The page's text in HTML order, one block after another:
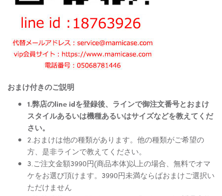
おまけ付きのご説明
1.弊店のline idを登録後、ラインで御注文番号とおまけ
スタイルあるいは機種あるいはサイズなどを教えてくだ
さい。
2.おまけは他の種類があります。他の種類がご希望の
方、是非ラインで教えてください。
3.ご注文金額3990円(商品本体)以上の場合、無料でオマ
ケをお選び頂けます。3990円未満ならばおまけご選択い
ただけません